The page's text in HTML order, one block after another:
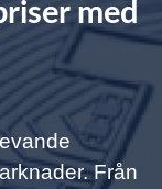
med
Från